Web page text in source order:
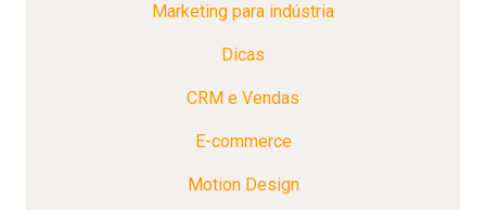
Marketing para indústria
Dicas
CRM e Vendas
E-commerce
Motion Design